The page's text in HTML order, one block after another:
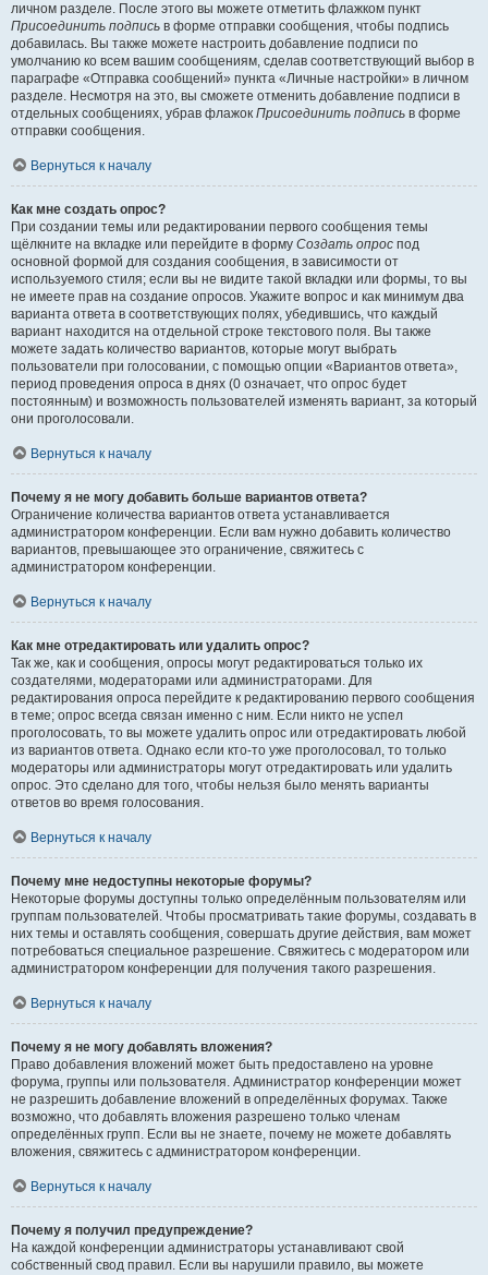
личном разделе. После этого вы можете отметить флажком пункт
Присоединить подпись в форме отправки сообщения, чтобы подпись
добавилась. Вы также можете настроить добавление подписи по
умолчанию ко всем вашим сообщениям, сделав соответствующий выбор в
параграфе «Отправка сообщений» пункта «Личные настройки» в личном
разделе. Несмотря на это, вы сможете отменить добавление подписи в
отдельных сообщениях, убрав флажок Присоединить подпись в форме
отправки сообщения.
Вернуться к началу
Как мне создать опрос?
При создании темы или редактировании первого сообщения темы
щёлкните на вкладке или перейдите в форму Создать опрос под
основной формой для создания сообщения, в зависимости от
используемого стиля; если вы не видите такой вкладки или формы, то вы
не имеете прав на создание опросов. Укажите вопрос и как минимум два
варианта ответа в соответствующих полях, убедившись, что каждый
вариант находится на отдельной строке текстового поля. Вы также
можете задать количество вариантов, которые могут выбрать
пользователи при голосовании, с помощью опции «Вариантов ответа»,
период проведения опроса в днях (0 означает, что опрос будет
постоянным) и возможность пользователей изменять вариант, за который
они проголосовали.
Вернуться к началу
Почему я не могу добавить больше вариантов ответа?
Ограничение количества вариантов ответа устанавливается
администратором конференции. Если вам нужно добавить количество
вариантов, превышающее это ограничение, свяжитесь с
администратором конференции.
Вернуться к началу
Как мне отредактировать или удалить опрос?
Так же, как и сообщения, опросы могут редактироваться только их
создателями, модераторами или администраторами. Для
редактирования опроса перейдите к редактированию первого сообщения
в теме; опрос всегда связан именно с ним. Если никто не успел
проголосовать, то вы можете удалить опрос или отредактировать любой
из вариантов ответа. Однако если кто-то уже проголосовал, то только
модераторы или администраторы могут отредактировать или удалить
опрос. Это сделано для того, чтобы нельзя было менять варианты
ответов во время голосования.
Вернуться к началу
Почему мне недоступны некоторые форумы?
Некоторые форумы доступны только определённым пользователям или
группам пользователей. Чтобы просматривать такие форумы, создавать в
них темы и оставлять сообщения, совершать другие действия, вам может
потребоваться специальное разрешение. Свяжитесь с модератором или
администратором конференции для получения такого разрешения.
Вернуться к началу
Почему я не могу добавлять вложения?
Право добавления вложений может быть предоставлено на уровне
форума, группы или пользователя. Администратор конференции может
не разрешить добавление вложений в определённых форумах. Также
возможно, что добавлять вложения разрешено только членам
определённых групп. Если вы не знаете, почему не можете добавлять
вложения, свяжитесь с администратором конференции.
Вернуться к началу
Почему я получил предупреждение?
На каждой конференции администраторы устанавливают свой
собственный свод правил. Если вы нарушили правило, вы можете